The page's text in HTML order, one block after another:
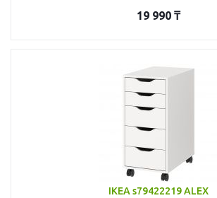
19 990₸
IKEA s79422219 ALEX